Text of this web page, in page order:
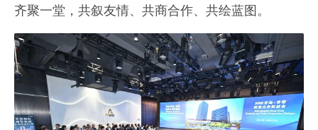
齐聚一堂，共叙友情、共商合作、共绘蓝图。